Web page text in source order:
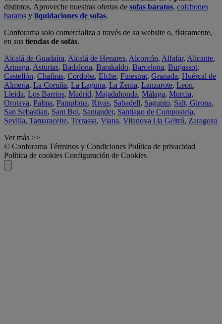
distintos. Aproveche nuestras ofertas de sofas baratos, colchones
baratos y liquidaciones de sofas.
Conforama solo comercializa a través de su website o, físicamente,
en sus tiendas de sofás.
Alcalá de Guadaíra, Alcalá de Henares, Alcorcón, Alfafar, Alicante,
Arinaga, Asturias, Badalona, Barakaldo, Barcelona, Burjassot,
Castellón, Chafiras, Cordoba, Elche, Finestrat, Granada, Huércal de
Almería, La Coruña, La Laguna, La Zenia, Lanzarote, León,
Lleida, Los Barrios, Madrid, Majadahonda, Málaga, Murcia,
Orotava, Palma, Pamplona, Rivas, Sabadell, Sagunto, Salt, Girona,
San Sebastian, Sant Boi, Santander, Santiago de Compostela,
Sevilla, Tamaraceite, Terrassa, Viana, Vilanova i la Geltrú, Zaragoza
Ver más >>
© Conforama Términos y Condiciones Política de privacidad
Política de cookies Configuración de Cookies